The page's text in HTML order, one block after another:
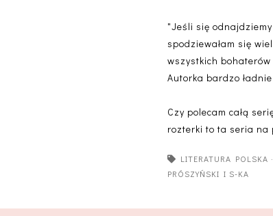
"Jeśli się
spodziewałam się
wszystkich
Autorka bardzo
Czy polecam całą
rozterki to ta seria na
LITERATURA POLSKA ·
PRÓSZYŃSKI I S-KA